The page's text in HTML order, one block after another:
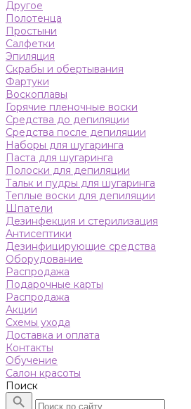
Другое
Полотенца
Простыни
Салфетки
Эпиляция
Скрабы и обертывания
Фартуки
Воскоплавы
Горячие пленочные воски
Средства до депиляции
Средства после депиляции
Наборы для шугаринга
Паста для шугаринга
Полоски для депиляции
Тальк и пудры для шугаринга
Теплые воски для депиляции
Шпатели
Дезинфекция и стерилизация
Антисептики
Дезинфицирующие средства
Оборудование
Распродажа
Подарочные карты
Распродажа
Акции
Схемы ухода
Доставка и оплата
Контакты
Обучение
Салон красоты
Поиск